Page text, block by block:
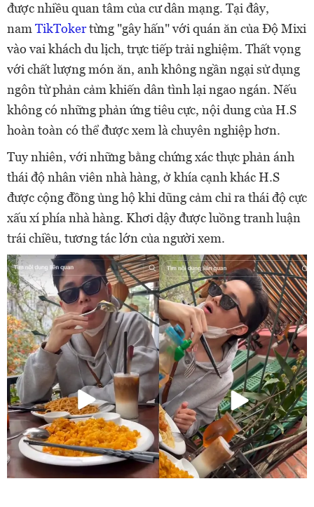
được nhiều quan tâm của cư dân mạng. Tại đây,
nam TikTokertừng "gây hấn" với quán ăn của Độ Mixi
vào vai khách du lịch, trực tiếp trải nghiệm. Thất vọng
với chất lượng món ăn, anh không ngần ngại sử dụng
ngôn từ phản cảm khiến dân tình lại ngao ngán. Nếu
không có những phản ứng tiêu cực, nội dung của H.S
hoàn toàn có thể được xem là chuyên nghiệp hơn.
Tuy nhiên, với những bằng chứng xác thực phản ánh
thái độ nhân viên nhà hàng, ở khía cạnh khác H.S
được cộng đồng ủng hộ khi dũng cảm chỉ ra thái độ cực
xấu xí phía nhà hàng. Khơi dậy được luồng tranh luận
trái chiều, tương tác lớn của người xem.